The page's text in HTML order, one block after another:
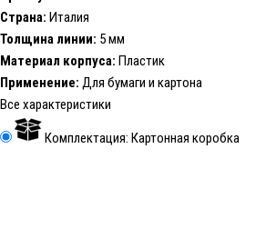
Страна: Италия
Толщина линии: 5 мм
Материал корпуса: Пластик
Применение: Для бумаги и картона
Все характеристики
Комплектация: Картонная коробка